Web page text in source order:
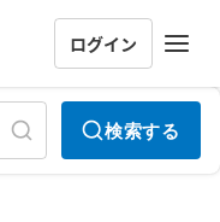
ログイン
検索する